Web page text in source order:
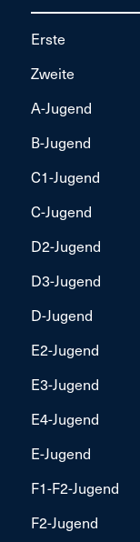
Erste
Zweite
A-Jugend
B-Jugend
C1-Jugend
C-Jugend
D2-Jugend
D3-Jugend
D-Jugend
E2-Jugend
E3-Jugend
E4-Jugend
E-Jugend
F1-F2-Jugend
F2-Jugend